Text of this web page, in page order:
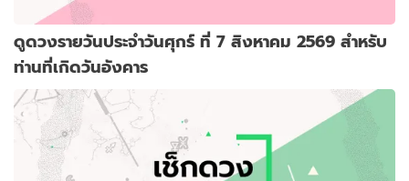
ดูดวงรายวันประจำวันศุกร์ ที่ 7 สิงหาคม 2569 สำหรับ
ท่านที่เกิดวันอังคาร